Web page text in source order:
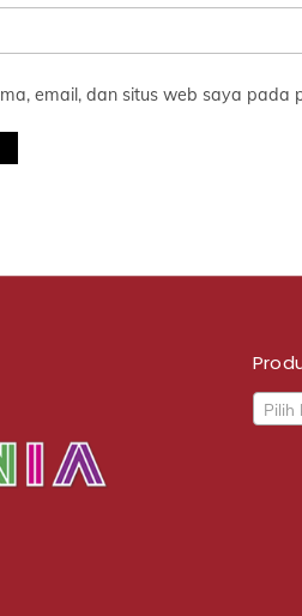
email, dan situs web saya pada
Pilih